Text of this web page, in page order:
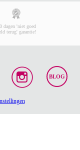
dagen 'niet goed
terug' garantie!
BLOG